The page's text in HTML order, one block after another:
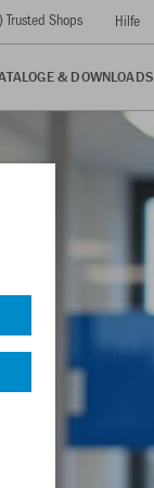
Shops Hilfe
& DOWNLOADS